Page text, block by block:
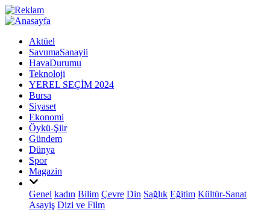
Aktüel
SavumaSanayii
HavaDurumu
Teknoloji
YEREL SEÇİM 2024
Bursa
Siyaset
Ekonomi
Öykü-Şiir
Gündem
Dünya
Spor
Magazin
Genel kadın Bilim Çevre Din Sağlık Eğitim Kültür-Sanat
Asayiş Dizi ve Film